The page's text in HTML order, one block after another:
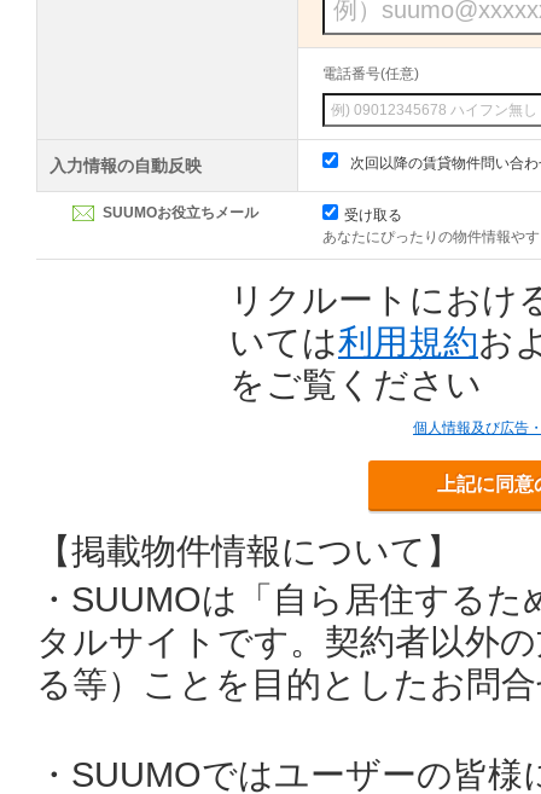
電話番号(任意)
入力情報の自動反映 次回以降の賃貸物件問い合
SUUMOお役立ちメール
受け取る
あなたにぴったりの物件情報や
リクルートにおけ
いては利用規約お
をご覧ください
個人情報及び広告
上記に同
【掲載物件情報について】
・SUUMOは「自ら居住する
タルサイトです。契約者以外
る等）ことを目的としたお問
・SUUMOではユーザーの皆